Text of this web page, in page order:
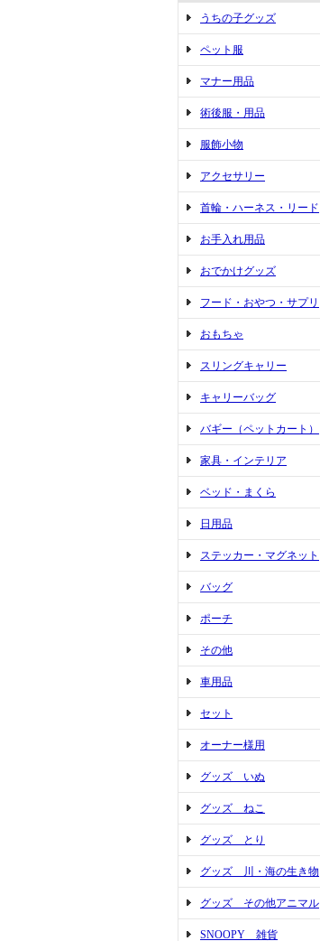
うちの子グッズ
ペット服
マナー用品
術後服・用品
服飾小物
アクセサリー
首輪・ハーネス・リード
お手入れ用品
おでかけグッズ
フード・おやつ・サプリ
おもちゃ
スリングキャリー
キャリーバッグ
バギー（ペットカート）
家具・インテリア
ベッド・まくら
日用品
ステッカー・マグネット
バッグ
ポーチ
その他
車用品
セット
オーナー様用
グッズ いぬ
グッズ ねこ
グッズ とり
グッズ 川・海の生き物
グッズ その他アニマル
SNOOPY 雑貨